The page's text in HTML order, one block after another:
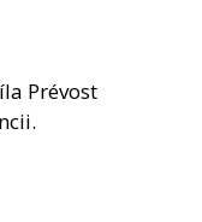
Prévost